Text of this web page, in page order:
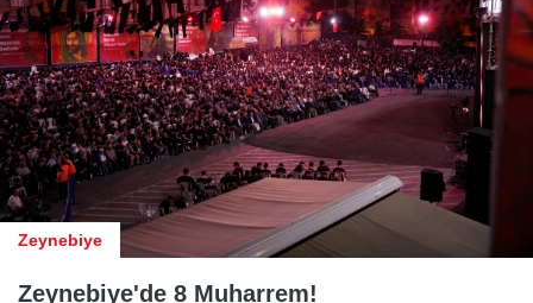
Zeynebiye
Zeynebiye'de 8 Muharrem!